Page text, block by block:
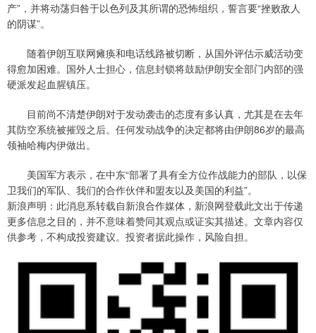
产”，并将动荡归咎于以色列及其所谓的恐怖组织，誓言要“挫败敌人
的阴谋”。
随着伊朗互联网瘫痪和电话线路被切断，从国外评估示威活动变
得愈加困难。国外人士担心，信息封锁将鼓励伊朗安全部门内部的强
硬派发起血腥镇压。
目前尚不清楚伊朗对于发动袭击的态度有多认真，尤其是在去年
其防空系统被摧毁之后。任何发动战争的决定都将由伊朗86岁的最高
领袖哈梅内伊做出。
美国军方表示，在中东“部署了具有全方位作战能力的部队，以保
卫我们的军队、我们的合作伙伴和盟友以及美国的利益”。
新浪声明：此消息系转载自新浪合作媒体，新浪网登载此文出于传递
更多信息之目的，并不意味着赞同其观点或证实其描述。文章内容仅
供参考，不构成投资建议。投资者据此操作，风险自担。